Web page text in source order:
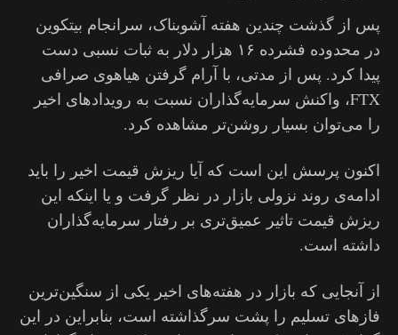
پس از گذشت چندین هفته آشوبناک، سرانجام بیتکوین
در محدوده فشرده ۱۶ هزار دلار به ثبات نسبی دست
پیدا کرد. پس از مدتی، با آرام گرفتن هیاهوی صرافی
FTX، واکنش سرمایه‌گذاران نسبت به رویدادهای اخیر
را می‌توان بسیار روشن‌تر مشاهده کرد.
اکنون پرسش این است که آیا ریزش قیمت اخیر را باید
ادامه‌ی روند نزولی بازار در نظر گرفت و یا اینکه این
ریزش قیمت تاثیر عمیق‌تری بر رفتار سرمایه‌گذاران
داشته است.
از آنجایی که بازار در هفته‌های اخیر یکی از سنگین‌ترین
فازهای تسلیم را پشت سرگذاشته است، بنابراین در این